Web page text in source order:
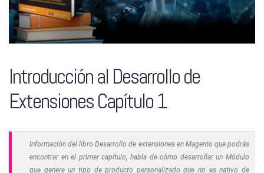
Introducción al Desarrollo de
Extensiones Capítulo 1
Información del libro Desarrollo de extensiones en Magento que podrás
encontrar en el primer capítulo, habla de cómo desarrollar un Módulo
que genere un tipo de producto personalizado que no es nativo de